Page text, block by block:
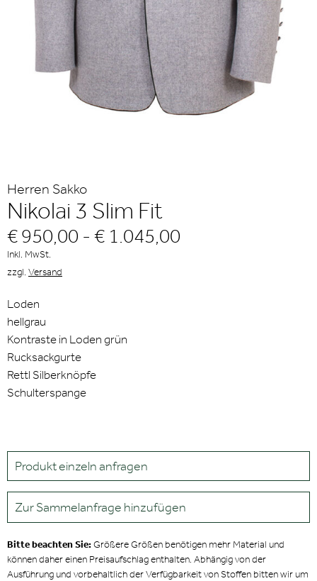
Herren Sakko
Nikolai 3 Slim Fit
€ 950,00 - € 1.045,00
Inkl. MwSt.
zzgl. Versand
Loden
hellgrau
Kontraste in Loden grün
Rucksackgurte
Rettl Silberknöpfe
Schulterspange
Produkt einzeln anfragen
Zur Sammelanfrage hinzufügen
Bitte beachten Sie:Größere Größen benötigen mehr Material und
können daher einen Preisaufschlag enthalten. Abhängig von der
Ausführung und vorbehaltlich der Verfügbarkeit von Stoffen bitten wir um